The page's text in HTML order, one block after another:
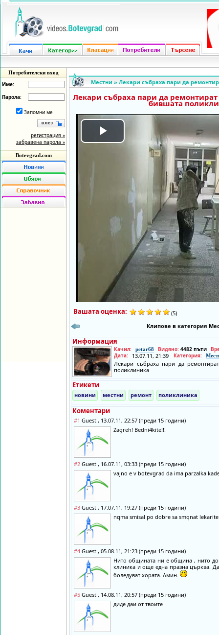
Потребителски вход
Име:
Парола:
Запомни ме
регистрация »
забравена парола »
Botevgrad.com
Местни » Лекари събраха пари да
Лекари събраха пари да ремонтират
бившата
Play
Вашата оценка:
(5)
Клипове в категория
Информация
Качил: petar68 Видяно: 4482 пъти
Дата:
13.07.11, 21:39 Категория:
Лекари събраха пари да
поликлиника
Етикети
новини местни ремонт поликлиника
Коментари
#1 Guest , 13.07.11, 22:57 (преди 15 години)
Zagreh! Bedni4kite!!!
#2 Guest , 16.07.11, 03:33 (преди 15 години)
vajno e v botevgrad da ima parzalka
#3 Guest , 17.07.11, 19:27 (преди 15 години)
nqma smisal po dobre sa smqnat
#4 Guest , 05.08.11, 21:23 (преди 15 години)
Нито общината ни е община , нито
клиника и още една празна църква.
боледуват хората. Амин.
#5 Guest , 14.08.11, 20:57 (преди 15 години)
диде даи от твоите